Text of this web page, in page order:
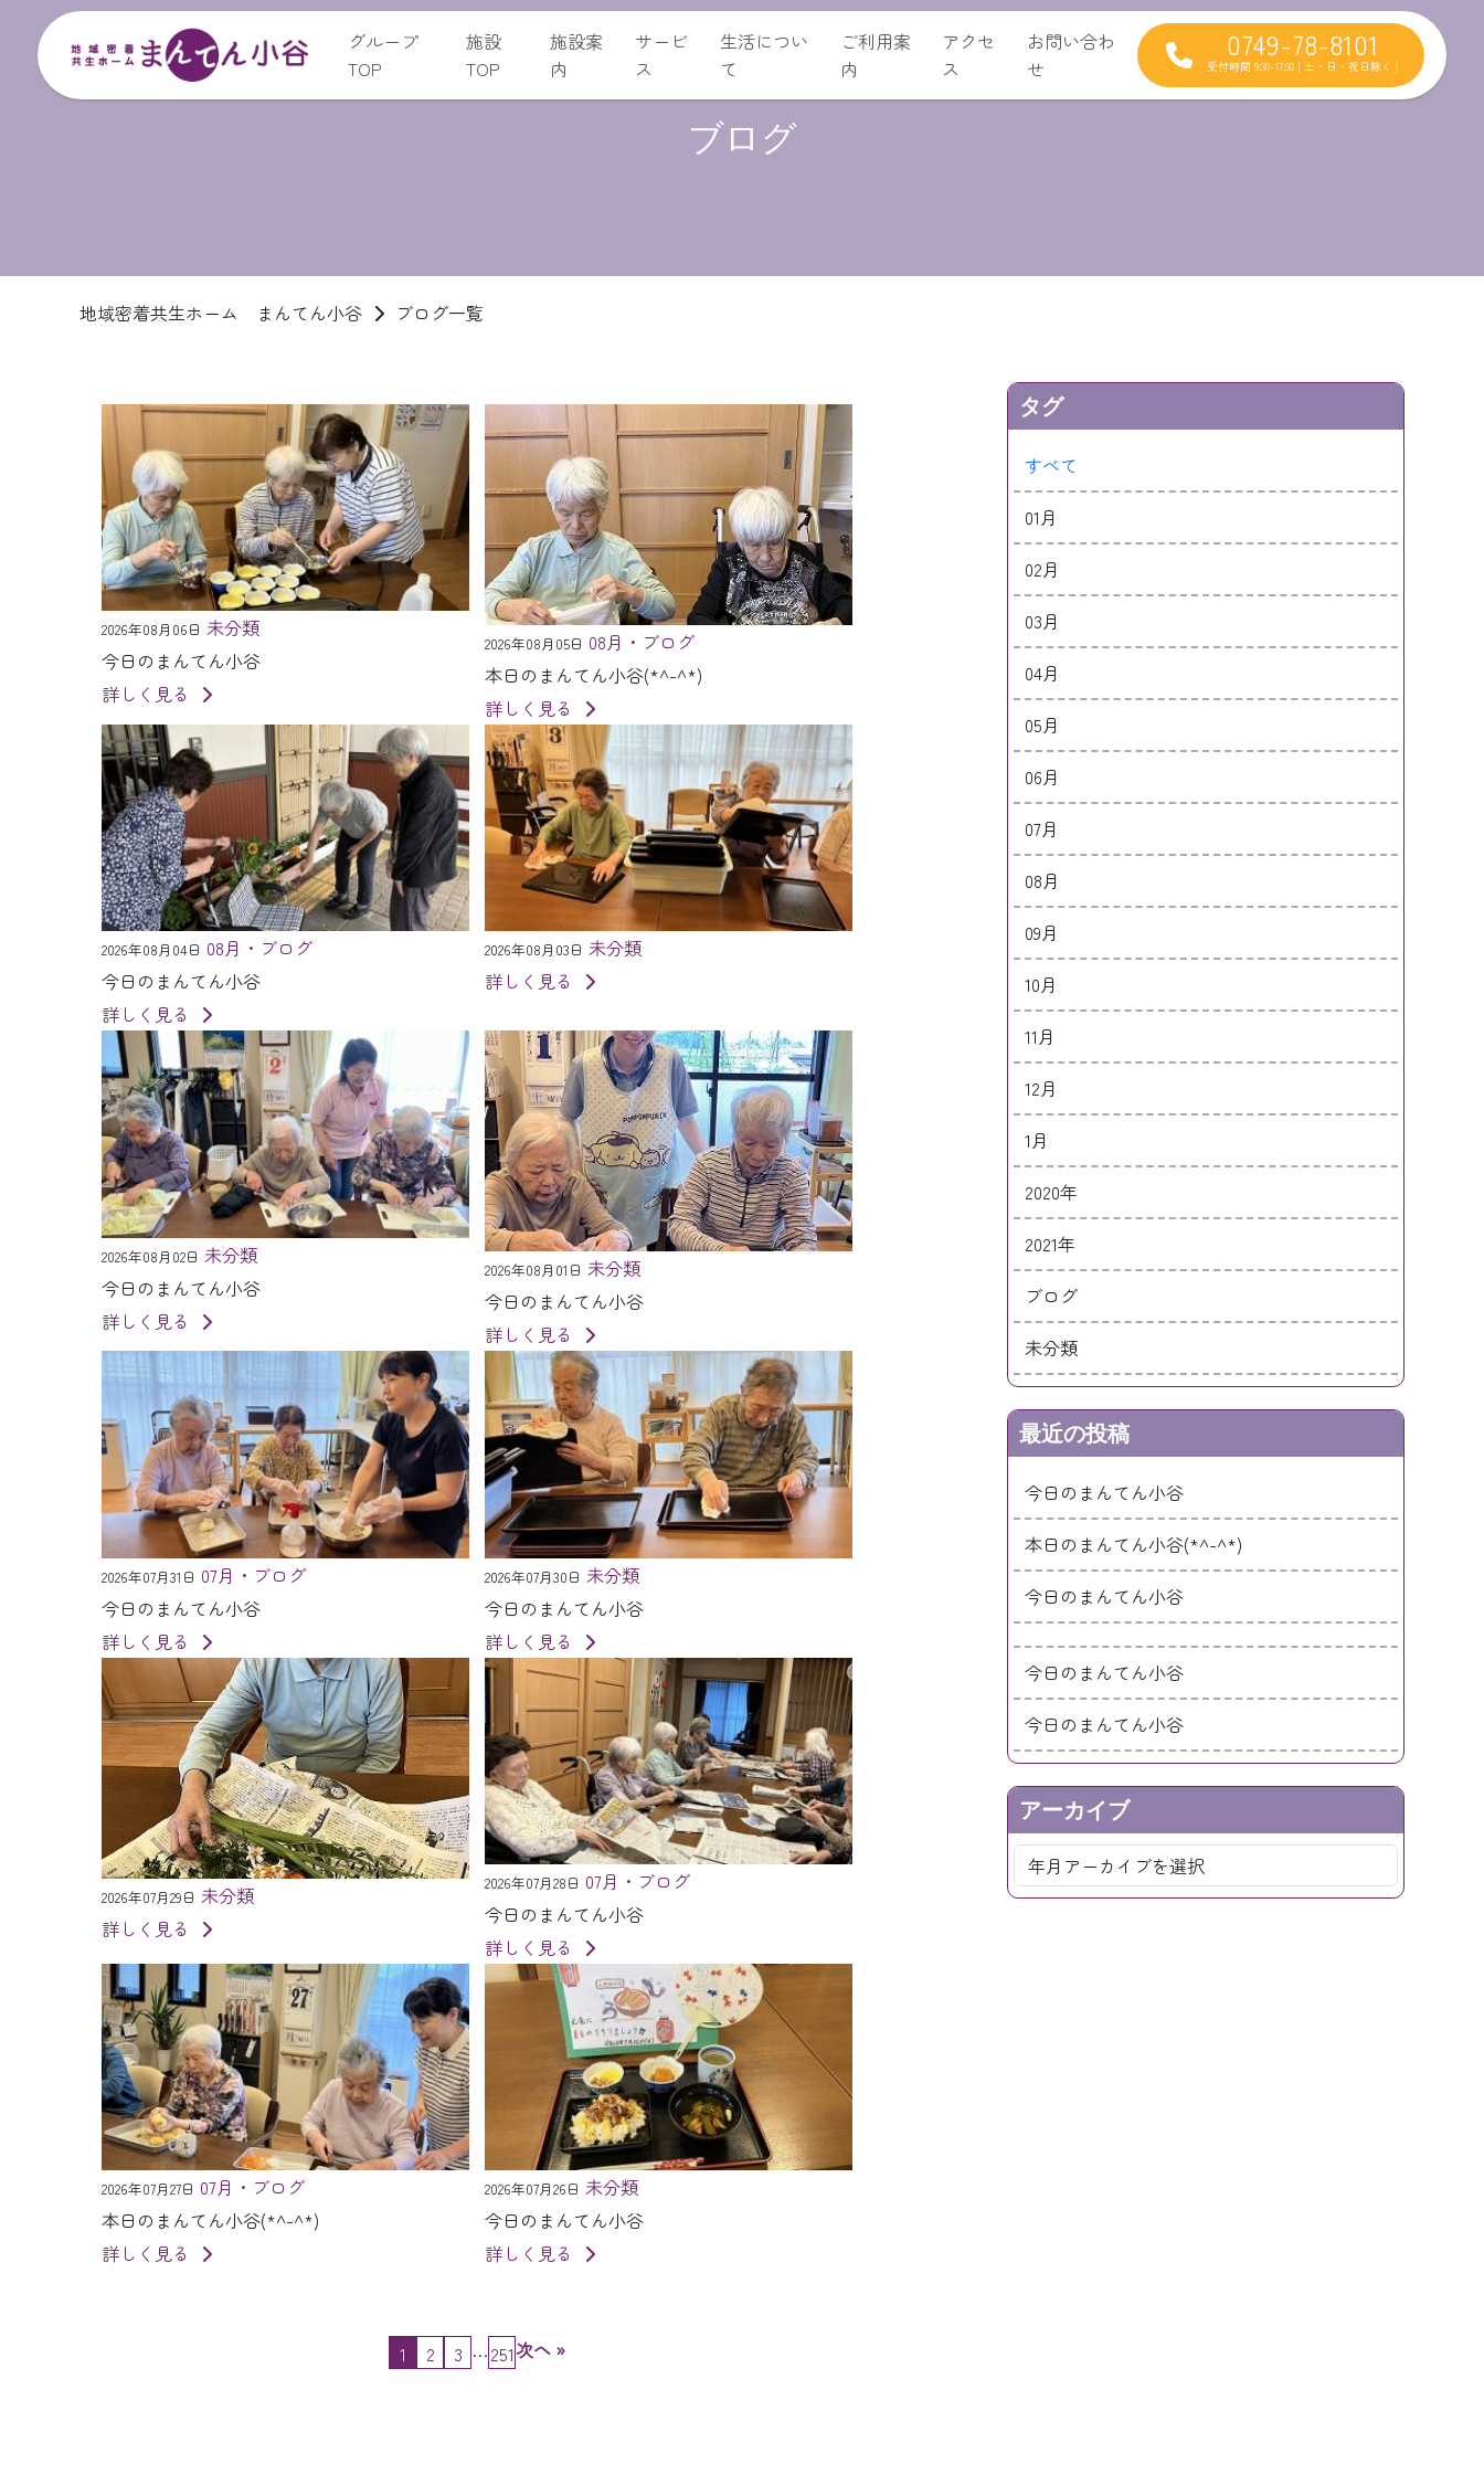
グループ
TOP
施設
TOP
施設案
内
サービ
ス
生活につい
て
ご利用案
内
アクセ
ス
お問い合わ
せ
0749-78-8101
受付時間 9:30-17:30 [ 土・日・祝日除く ]
ブログ
地域密着共生ホーム まんてん小谷 ブログ一覧
2026年08月06日 未分類
今日のまんてん小谷
詳しく見る
2026年08月05日 08月・ブログ
本日のまんてん小谷(*^-^*)
詳しく見る
2026年08月04日 08月・ブログ
今日のまんてん小谷
詳しく見る
2026年08月03日 未分類
詳しく見る
2026年08月02日 未分類
今日のまんてん小谷
詳しく見る
2026年08月01日 未分類
今日のまんてん小谷
詳しく見る
2026年07月31日 07月・ブログ
今日のまんてん小谷
詳しく見る
2026年07月30日 未分類
今日のまんてん小谷
詳しく見る
2026年07月29日 未分類
詳しく見る
2026年07月28日 07月・ブログ
今日のまんてん小谷
詳しく見る
2026年07月27日 07月・ブログ
本日のまんてん小谷(*^-^*)
詳しく見る
2026年07月26日 未分類
今日のまんてん小谷
詳しく見る
1 2 3 …251次へ »
タグ
すべて
01月
02月
03月
04月
05月
06月
07月
08月
09月
10月
11月
12月
1月
2020年
2021年
ブログ
未分類
最近の投稿
今日のまんてん小谷
本日のまんてん小谷(*^-^*)
今日のまんてん小谷
今日のまんてん小谷
今日のまんてん小谷
アーカイブ